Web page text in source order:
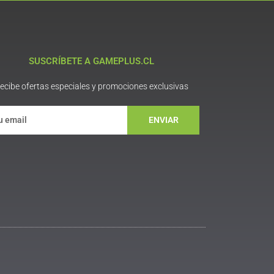
SUSCRÍBETE A GAMEPLUS.CL
ofertas especiales y promociones exclusivas
ENVIAR